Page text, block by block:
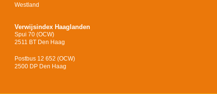
Westland
Verwijsindex Haaglanden
Spui 70 (OCW)
2511 BT Den Haag
Postbus 12 652 (OCW)
2500 DP Den Haag